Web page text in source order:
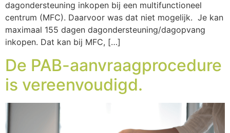
dagondersteuning inkopen bij een multifunctioneel
centrum (MFC). Daarvoor was dat niet mogelijk. Je kan
maximaal 155 dagen dagondersteuning/dagopvang
inkopen. Dat kan bij MFC, […]
De PAB-aanvraagprocedure
is vereenvoudigd.